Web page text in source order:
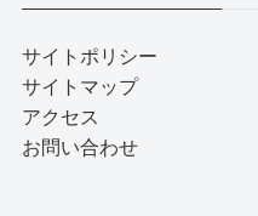
サイトポリシー
サイトマップ
アクセス
お問い合わせ